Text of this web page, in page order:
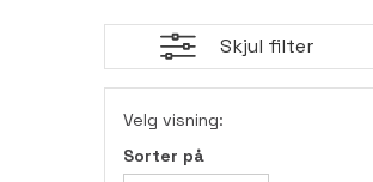
Skjul filter
Velg visning:
Sorter på